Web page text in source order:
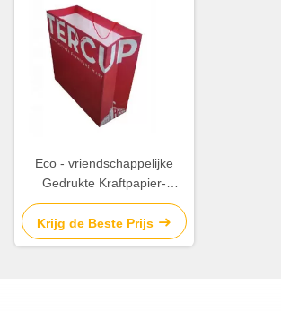
Eco - vriendschappelijke
Gedrukte Kraftpapier-
Document Glanzende
Zakken/de Oppervlakte van
de Steenlaminering het
Krijg de Beste Prijs